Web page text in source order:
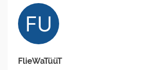
FlieWaTüüT